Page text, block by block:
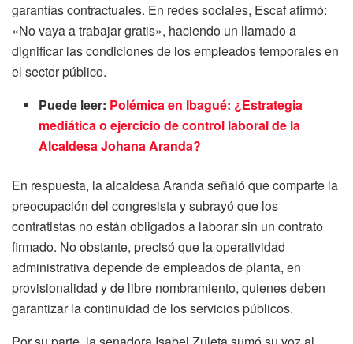
garantías contractuales. En redes sociales, Escaf afirmó:
«No vaya a trabajar gratis», haciendo un llamado a
dignificar las condiciones de los empleados temporales en
el sector público.
Puede leer: Polémica en Ibagué: ¿Estrategia
mediática o ejercicio de control laboral de la
Alcaldesa Johana Aranda?
En respuesta, la alcaldesa Aranda señaló que comparte la
preocupación del congresista y subrayó que los
contratistas no están obligados a laborar sin un contrato
firmado. No obstante, precisó que la operatividad
administrativa depende de empleados de planta, en
provisionalidad y de libre nombramiento, quienes deben
garantizar la continuidad de los servicios públicos.